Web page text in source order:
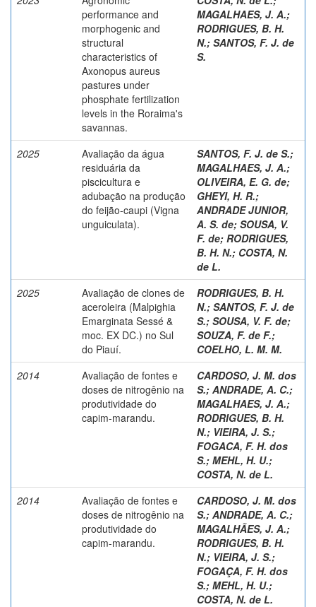
performance and
morphogenic and
structural
characteristics of
Axonopus aureus
pastures under
phosphate fertilization
levels in the Roraima's
savannas.
MAGALHAES, J. A.;
RODRIGUES, B. H.
N.; SANTOS, F. J. de
S.
2025
Avaliação da água
residuária da
piscicultura e
adubação na produção
do feijão-caupi (Vigna
unguiculata).
SANTOS, F. J. de S.;
MAGALHAES, J. A.;
OLIVEIRA, E. G. de;
GHEYI, H. R.;
ANDRADE JUNIOR,
A. S. de; SOUSA, V.
F. de; RODRIGUES,
B. H. N.; COSTA, N.
de L.
2025
Avaliação de clones de
aceroleira (Malpighia
Emarginata Sessé &
moc. EX DC.) no Sul
do Piauí.
RODRIGUES, B. H.
N.; SANTOS, F. J. de
S.; SOUSA, V. F. de;
SOUZA, F. de F.;
COELHO, L. M. M.
2014
Avaliação de fontes e
doses de nitrogênio na
produtividade do
capim-marandu.
CARDOSO, J. M. dos
S.; ANDRADE, A. C.;
MAGALHAES, J. A.;
RODRIGUES, B. H.
N.; VIEIRA, J. S.;
FOGACA, F. H. dos
S.; MEHL, H. U.;
COSTA, N. de L.
2014
Avaliação de fontes e
doses de nitrogênio na
produtividade do
capim-marandu.
CARDOSO, J. M. dos
S.; ANDRADE, A. C.;
MAGALHÃES, J. A.;
RODRIGUES, B. H.
N.; VIEIRA, J. S.;
FOGAÇA, F. H. dos
S.; MEHL, H. U.;
COSTA, N. de L.